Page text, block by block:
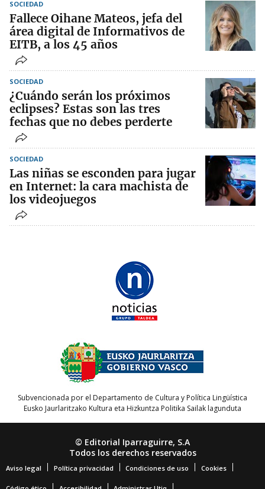
SOCIEDAD
Fallece Oihane Mateos, jefa del
área digital de Informativos de
EITB, a los 45 años
SOCIEDAD
¿Cuándo serán los próximos
eclipses? Estas son las tres
fechas que no debes perderte
SOCIEDAD
Las niñas se esconden para jugar
en Internet: la cara machista de
los videojuegos
Subvencionada por el Departamento de Cultura y Política Lingüística
Eusko Jaurlaritzako Kultura eta Hizkuntza Politika Sailak lagunduta
© Editorial Iparraguirre, S.A
Todos los derechos reservados
Aviso legal Política privacidad Condiciones de uso Cookies